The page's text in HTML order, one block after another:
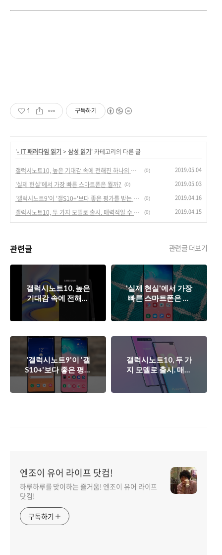
1 구독하기
'- IT 패러다임 읽기 > 삼성 읽기' 카테고리의 다른 글
갤럭시노트10, 높은 기대감 속에 전해진 하나의 오점. (0) 2019.05.04
'실제 현실'에서 가장 빠른 스마트폰은 뭘까? (0) 2019.05.03
'갤럭시노트9'이 '갤S10+'보다 좋은 평가를 받는 이유 5가지. (0) 2019.04.16
갤럭시노트10, 두 가지 모델로 출시. 매력적일 수 밖에 없는 이유. (0) 2019.04.15
관련글 관련글 더보기
갤럭시노트10, 높은
기대감 속에 전해진
하나의 오점.
'실제 현실'에서 가장
빠른 스마트폰은 뭘
까?
'갤럭시노트9'이 '갤
S10+'보다 좋은 평가
를 받는 이유 5가지.
갤럭시노트10, 두 가
지 모델로 출시. 매력
적일 수 밖에 없는 이
유.
엔조이 유어 라이프 닷컴!
하루하루를 맞이하는 즐거움! 엔조이 유어 라이프
닷컴!
구독하기